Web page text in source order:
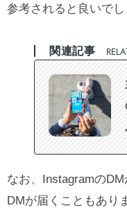
参考されると良いでし
関連記事
なお、Instagramの
DMが届くこともあり